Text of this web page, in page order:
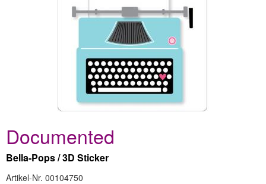
Documented
Bella-Pops / 3D Sticker
Artikel-Nr. 00104750